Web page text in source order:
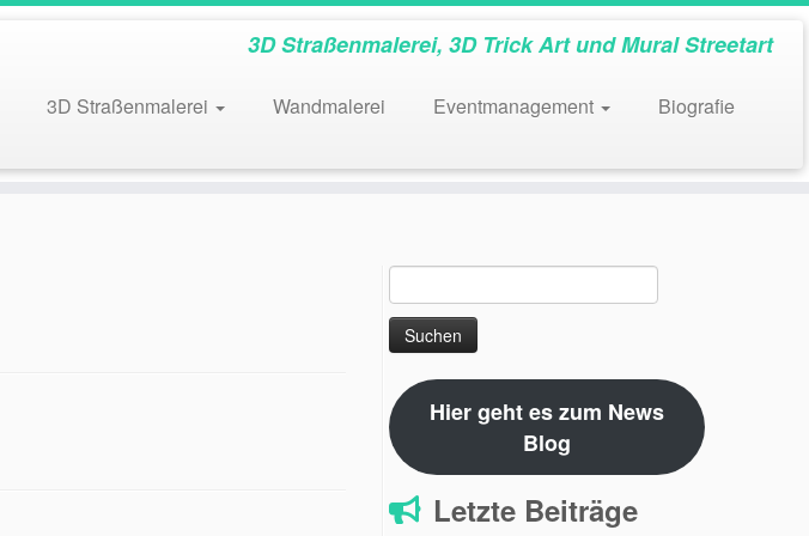
3D Straßenmalerei, 3D Trick Art und Mural Streetart
3D Straßenmalerei Wandmalerei Eventmanagement
Biografie
nach:
Hier geht es zum News
Blog
Letzte Beiträge